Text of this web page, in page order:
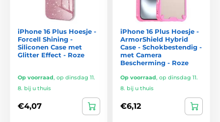
iPhone 16 Plus Hoesje -
Forcell Shining -
Siliconen Case met
Glitter Effect - Roze
Op voorraad, op dinsdag 11.
8. bij u thuis
€4,07
iPhone 16 Plus Hoesje -
ArmorShield Hybrid
Case - Schokbestendig -
met Camera
Bescherming - Roze
Op voorraad, op dinsdag 11.
8. bij u thuis
€6,12